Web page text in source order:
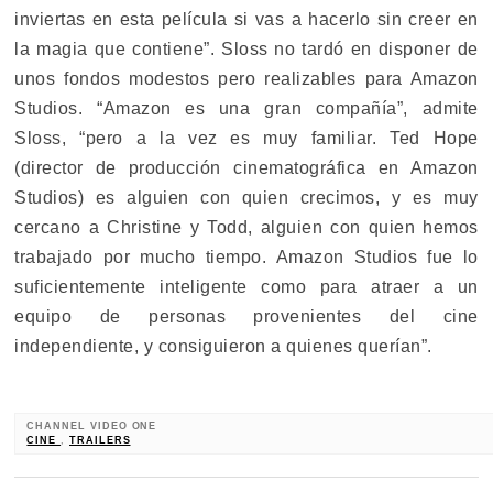
inviertas en esta película si vas a hacerlo sin creer en
la magia que contiene”. Sloss no tardó en disponer de
unos fondos modestos pero realizables para Amazon
Studios. “Amazon es una gran compañía”, admite
Sloss, “pero a la vez es muy familiar. Ted Hope
(director de producción cinematográfica en Amazon
Studios) es alguien con quien crecimos, y es muy
cercano a Christine y Todd, alguien con quien hemos
trabajado por mucho tiempo. Amazon Studios fue lo
suficientemente inteligente como para atraer a un
equipo de personas provenientes del cine
independiente, y consiguieron a quienes querían”.
CHANNEL VIDEO ONE
CINE
TRAILERS